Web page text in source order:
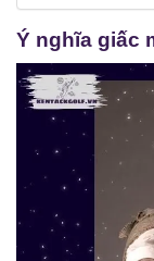
Ý nghĩa giấc